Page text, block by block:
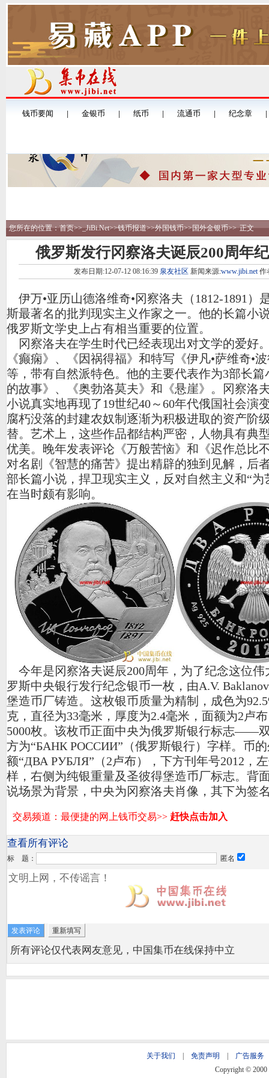
您所在的位置：首页>>_JiBi.Net>>钱币报道>>外国钱币>>国外金银币>> 正文
俄罗斯发行冈察洛夫诞辰200周年
发布日期:12-07-12 08:16:39 泉友社区 新闻来源:www.jibi.net作
伊万•亚历山德洛维奇•冈察洛夫（1812-1891）
斯最著名的批判现实主义作家之一。他的长篇小
俄罗斯文学史上占有相当重要的位置。
冈察洛夫在学生时代已经表现出对文学的爱好
《癫痫》、《因祸得福》和特写《伊凡•萨维奇•
等，带有自然派特色。他的主要代表作为3部长篇
的故事》、《奥勃洛莫夫》和《悬崖》。冈察洛
小说真实地再现了19世纪40～60年代俄国社会演
腐朽没落的封建农奴制逐渐为积极进取的资产阶
替。艺术上，这些作品都结构严密，人物具有典
优美。晚年发表评论《万般苦恼》和《迟作总比
对名剧《智慧的痛苦》提出精辟的独到见解，后
部长篇小说，捍卫现实主义，反对自然主义和“为
在当时颇有影响。
今年是冈察洛夫诞辰200周年，为了纪念这位伟
罗斯中央银行发行纪念银币一枚，由A.V.
堡造币厂铸造。这枚银币质量为精制，成色为
克，直径为33毫米，厚度为2.4毫米，面额为2卢
5000枚。该枚币正面中央为俄罗斯银行标志――
方为“БАНК РОССИИ”（俄罗斯银行）字样。币的
额“ДВА РУБЛЯ”（2卢布），下方刊年号2012，
样，右侧为纯银重量及圣彼得堡造币厂标志。背
说场景为背景，中央为冈察洛夫肖像，其下为签
查看所有评论
标 题： 匿名
所有评论仅代表网友意见，中国集币在线保持中立
关于我们 免责声明 广告服务
Copyright © 2000